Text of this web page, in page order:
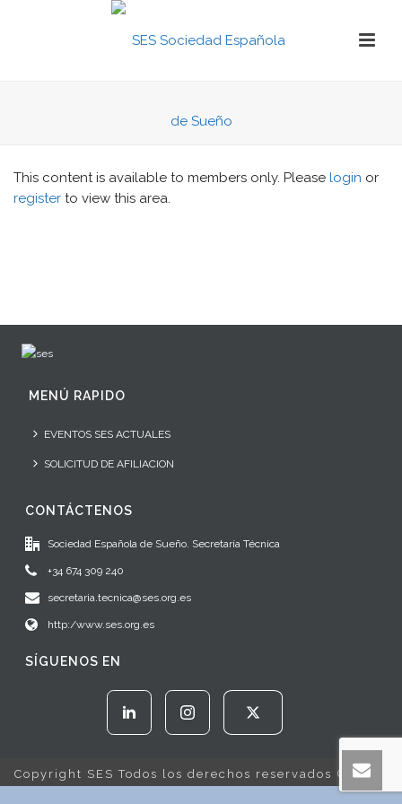
This content is available to members only. Please login or
register to view this area.
MENÚ RAPIDO
EVENTOS SES ACTUALES
SOLICITUD DE AFILIACION
CONTÁCTENOS
Sociedad Española de Sueño. Secretaría Técnica
+34 674 309 240
secretaria.tecnica@ses.org.es
http:/www.ses.org.es
SÍGUENOS EN
Copyright SES Todos los derechos reservados © 2022